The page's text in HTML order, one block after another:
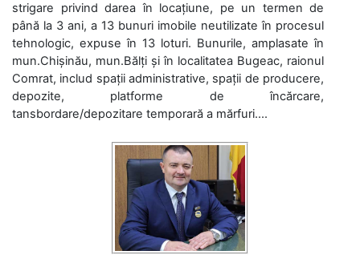
strigare privind darea în locațiune, pe un termen de
până la 3 ani, a 13 bunuri imobile neutilizate în procesul
tehnologic, expuse în 13 loturi. Bunurile, amplasate în
mun.Chișinău, mun.Bălți și în localitatea Bugeac, raionul
Comrat, includ spații administrative, spații de producere,
depozite, platforme de încărcare,
tansbordare/depozitare temporară a mărfuri....